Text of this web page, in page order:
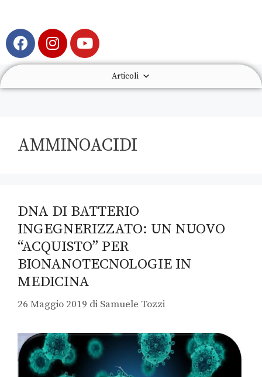
Articoli
AMMINOACIDI
DNA DI BATTERIO
INGEGNERIZZATO: UN NUOVO
“ACQUISTO” PER
BIONANOTECNOLOGIE IN
MEDICINA
26 Maggio 2019 di Samuele Tozzi